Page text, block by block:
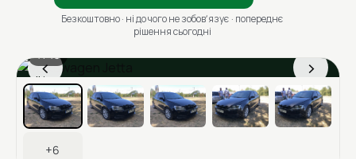
Безкоштовно · ні до чого не зобовʼязує · попереднє
рішення сьогодні
‹ ›
1 / 13
Ціна в місяць
+6